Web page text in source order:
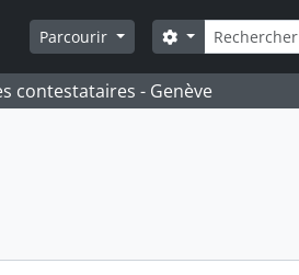
Parcourir
Rechercher
Search options
contestataires - Genève